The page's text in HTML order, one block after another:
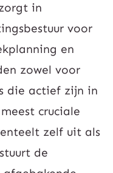
in
voor
en
zowel voor
die actief zijn in
cruciale
zelf uit als
stuurt de